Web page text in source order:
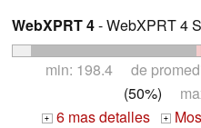
WebXPRT 4- WebXPRT 4
min: 198.4 de
(50%)
+ 6 mas detalles +